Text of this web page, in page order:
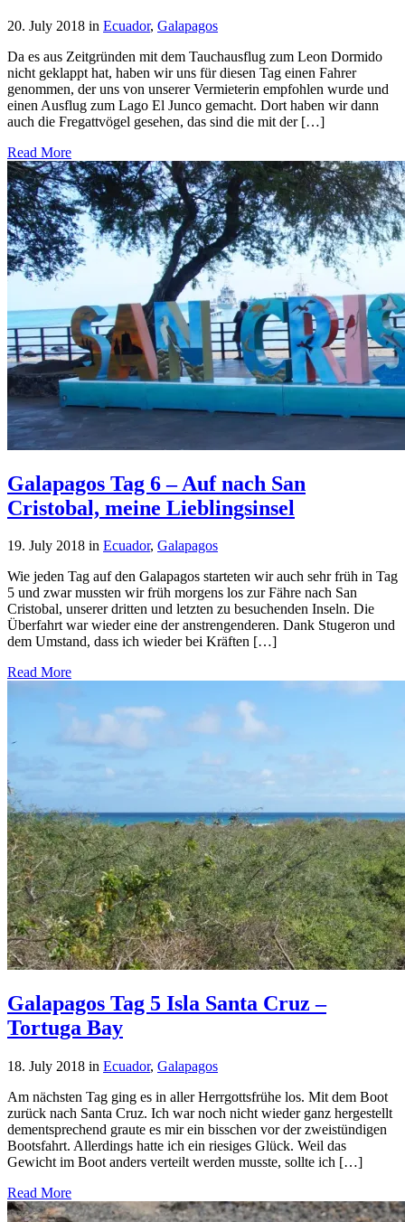
20. July 2018 in Ecuador, Galapagos
Da es aus Zeitgründen mit dem Tauchausflug zum Leon Dormido
nicht geklappt hat, haben wir uns für diesen Tag einen Fahrer
genommen, der uns von unserer Vermieterin empfohlen wurde und
einen Ausflug zum Lago El Junco gemacht. Dort haben wir dann
auch die Fregattvögel gesehen, das sind die mit der […]
Read More
Galapagos Tag 6 – Auf nach San
Cristobal, meine Lieblingsinsel
19. July 2018 in Ecuador, Galapagos
Wie jeden Tag auf den Galapagos starteten wir auch sehr früh in Tag
5 und zwar mussten wir früh morgens los zur Fähre nach San
Cristobal, unserer dritten und letzten zu besuchenden Inseln. Die
Überfahrt war wieder eine der anstrengenderen. Dank Stugeron und
dem Umstand, dass ich wieder bei Kräften […]
Read More
Galapagos Tag 5 Isla Santa Cruz –
Tortuga Bay
18. July 2018 in Ecuador, Galapagos
Am nächsten Tag ging es in aller Herrgottsfrühe los. Mit dem Boot
zurück nach Santa Cruz. Ich war noch nicht wieder ganz hergestellt
dementsprechend graute es mir ein bisschen vor der zweistündigen
Bootsfahrt. Allerdings hatte ich ein riesiges Glück. Weil das
Gewicht im Boot anders verteilt werden musste, sollte ich […]
Read More